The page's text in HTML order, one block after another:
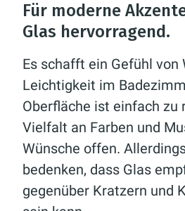
Für moderne
Glas hervorragend.
Es schafft ein Gefühl von
Leichtigkeit im
Oberfläche ist einfach zu
Vielfalt an Farben und
Wünsche offen.
bedenken, dass Glas
gegenüber Kratzern und